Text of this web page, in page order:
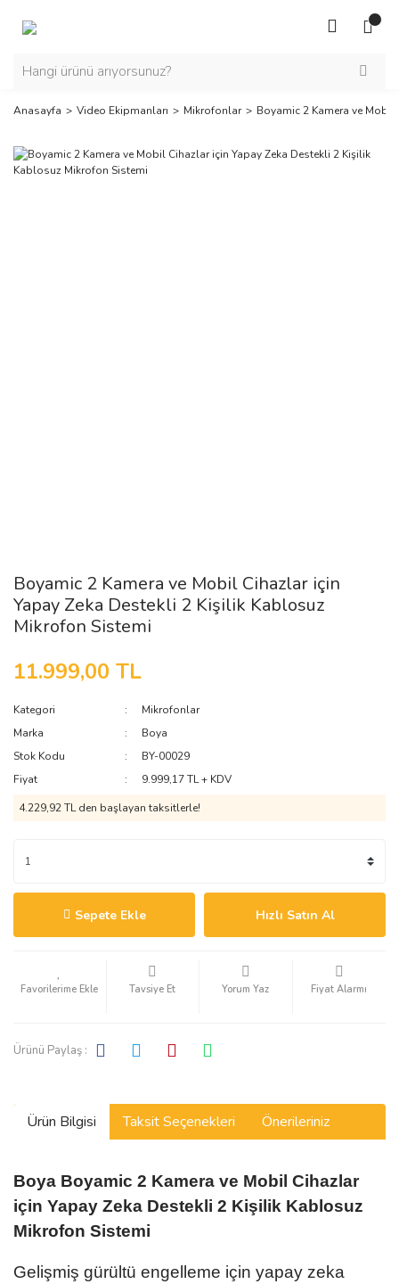
Anasayfa Video Ekipmanları Mikrofonlar Boyamic 2 Kamera ve
Boyamic 2 Kamera ve Mobil Cihazlar için
Yapay Zeka Destekli 2 Kişilik Kablosuz
Mikrofon Sistemi
11.999,00 TL
Kategori
Mikrofonlar
Marka
Boya
Stok Kodu
BY-00029
Fiyat
9.999,17 TL + KDV
4.229,92 TL den başlayan taksitlerle!
Sepete Ekle Hızlı Satın Al
Tavsiye Et Yorum Yaz Fiyat Alarmı
Ürünü Paylaş :
Ürün Bilgisi Taksit Seçenekleri Önerileriniz
Boya Boyamic 2 Kamera ve Mobil Cihazlar
için Yapay Zeka Destekli 2 Kişilik Kablosuz
Mikrofon Sistemi
Gelişmiş gürültü engelleme için yapay zeka